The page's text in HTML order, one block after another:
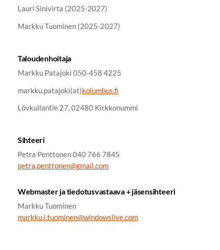
Lauri Sinivirta (2025-2027)
Markku Tuominen (2025-2027)
Taloudenhoitaja
Markku Patajoki 050-458 4225
markku.patajoki(at)kolumbus.fi
Lövkullantie 27, 02480 Kirkkonummi
Sihteeri
Petra Penttonen 040 766 7845
petra.penttonen@gmail.com
Webmaster ja tiedotusvastaava + jäsensihteeri
Markku Tuominen
markku.j.tuominen@windowslive.com